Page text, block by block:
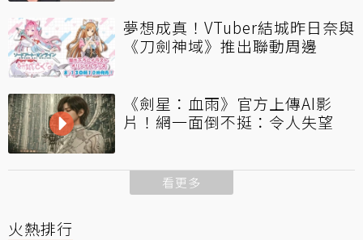
夢想成真！VTuber結城昨日奈與
《刀劍神域》推出聯動周邊
《劍星：血雨》官方上傳AI影
片！網一面倒不挺：令人失望
看更多
火熱排行